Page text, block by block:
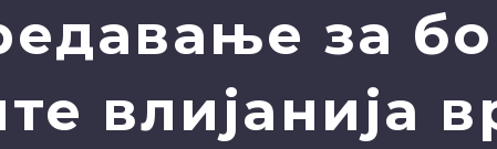
за
влијанија